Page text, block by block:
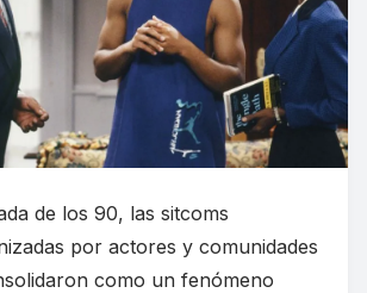
de los 90, las sitcoms
por actores y comunidades
como un fenómeno